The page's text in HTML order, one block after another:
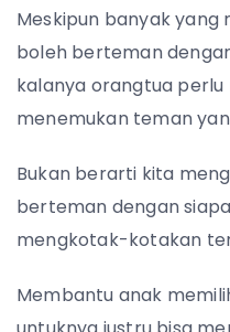
Meskipun banyak
boleh berteman
kalanya orangtua
menemukan teman
Bukan berarti kita
berteman dengan
mengkotak-kotakan
Membantu anak